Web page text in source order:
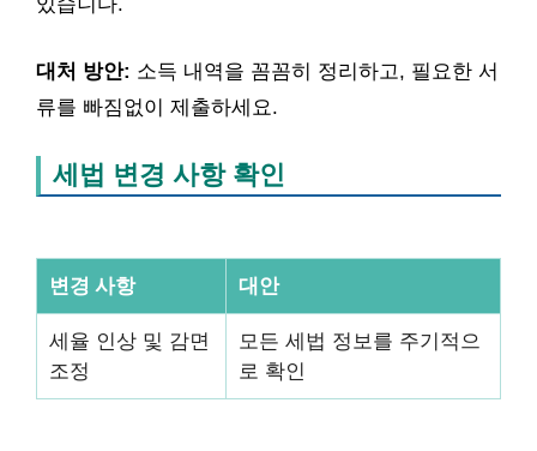
대처 방안: 소득 내역을 꼼꼼히 정리하고, 필요한 서
류를 빠짐없이 제출하세요.
세법 변경 사항 확인
변경 사항 대안
세율 인상 및 감면
조정
모든 세법 정보를 주기적으
로 확인